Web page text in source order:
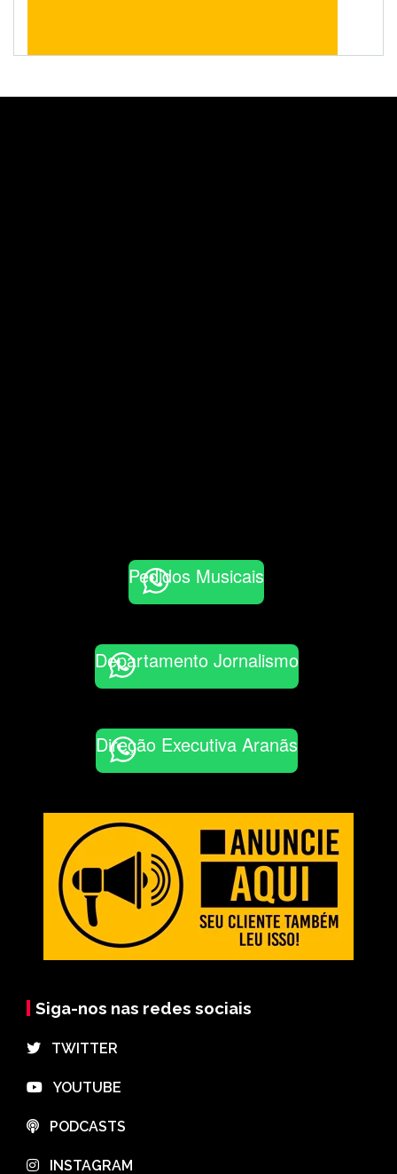
Pedidos Musicais
Departamento Jornalismo
Direção Executiva Aranãs
Siga-nos nas redes sociais
⠀TWITTER
⠀YOUTUBE
⠀PODCASTS
⠀INSTAGRAM